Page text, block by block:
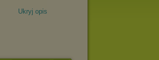
Ukryj opis